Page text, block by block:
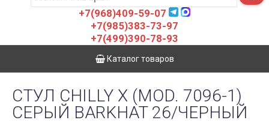
+7(968)409-59-07
+7(985)383-73-97
+7(499)390-78-93
Каталог товаров
СТУЛ CHILLY X (MOD. 7096-1)
СЕРЫЙ BARKHAT 26/ЧЕРНЫЙ